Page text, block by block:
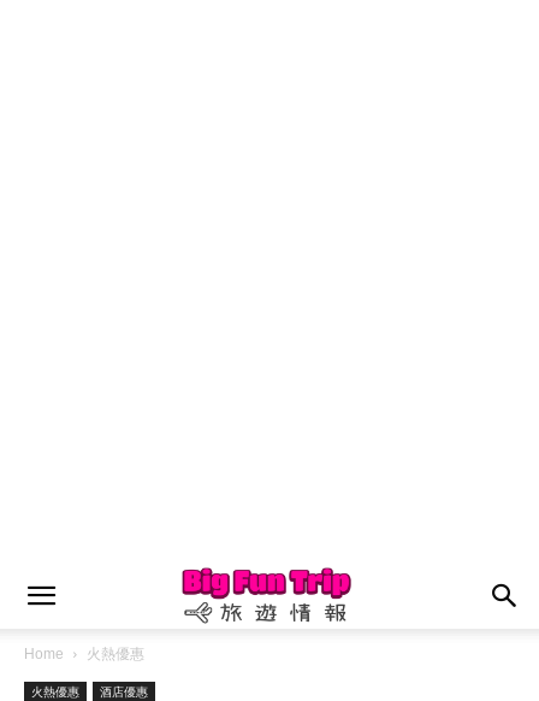
Home 火熱優惠
火熱優惠 酒店優惠